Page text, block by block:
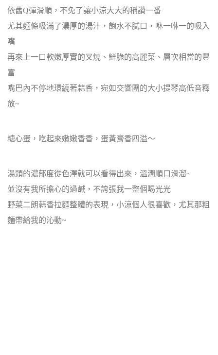
依舊Q彈滑順，不免了讓小涼大大的稱讚一番
尤其麵條吸滿了濃厚的湯汁，飽水不膩口，咻一咻一的吸入
嘴
再來上一口軟嫩厚實的叉燒、鮮脆的高麗菜、層次相當的豐
富
嘴巴內不停地環繞著蒜香，宛如交響團的大小提琴高低音釋
放~
糖心蛋，吃起來嫩嫩香香，蛋黃膏香四溢～
湯頭的濃郁度從色澤就可以看得出來，溫潤順口滑溜~
並沒有我所擔心的過鹹，不誇張我一整個喝光光
野菜二朗蒜香拉麵整體的表現，小涼個人很喜歡，尤其那粗
麵帶給我的沁動~